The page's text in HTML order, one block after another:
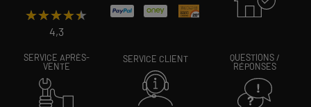
★★★★★
★★★★★
4,3
SERVICE APRÈS-
VENTE
SERVICE CLIENT
QUESTIONS /
RÉPONSES